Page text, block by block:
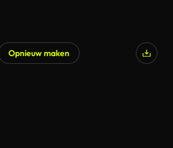
Opnieuw maken